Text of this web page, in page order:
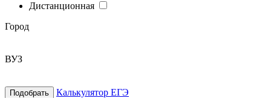
Дистанционная
Город
ВУЗ
Подобрать Калькулятор ЕГЭ